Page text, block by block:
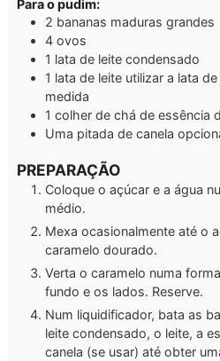
Para o pudim:
2 bananas maduras grandes
4 ovos
1 lata de leite condensado
1 lata de leite utilizar a lata
medida
1 colher de chá de essência
Uma pitada de canela
PREPARAÇÃO
Coloque o açúcar e a água
médio.
Mexa ocasionalmente até o
caramelo dourado.
Verta o caramelo numa
fundo e os lados. Reserve.
Num liquidificador, bata as
leite condensado, o leite, a
canela (se usar) até obter